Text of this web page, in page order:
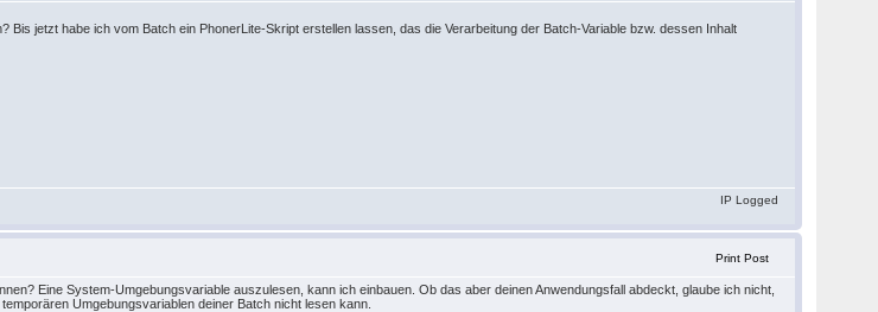
Bis jetzt habe ich vom Batch ein PhonerLite-Skript erstellen lassen, das die Verarbeitung der Batch-Variable bzw. dessen Inhalt
IP Logged
Print Post
Eine System-Umgebungsvariable auszulesen, kann ich einbauen. Ob das aber deinen Anwendungsfall abdeckt, glaube ich nicht,
Umgebungsvariablen deiner Batch nicht lesen kann.